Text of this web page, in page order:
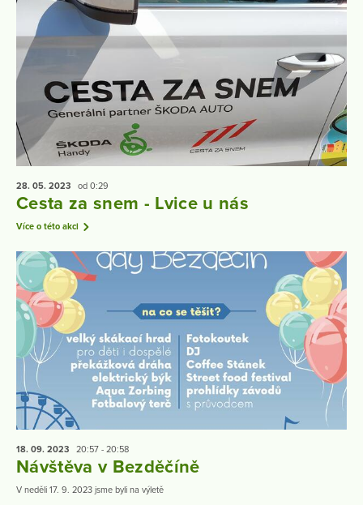
28. 05. 2023 od 0:29
Cesta za snem - Lvice u nás
Více o této akci
18. 09. 2023 20:57 - 20:58
Návštěva v Bezděčíně
V neděli 17. 9. 2023 jsme byli na výletě